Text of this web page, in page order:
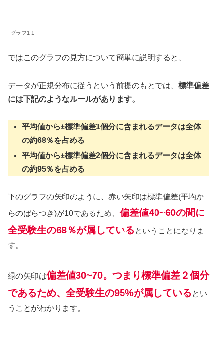
グラフ1-1
ではこのグラフの見方について簡単に説明すると、
データが正規分布に従うという前提のもとでは、 標準偏差
には下記のようなルールがあります。
平均値から±標準偏差1個分に含まれるデータは全体
の約68％を占める
平均値から±標準偏差2個分に含まれるデータは全体
の約95％を占める
下のグラフの矢印のように、赤い矢印は標準偏差(平均か
らのばらつき)が10であるため、偏差値40~60の間に
全受験生の68％が属しているということになりま
す。
緑の矢印は偏差値30~70。つまり標準偏差２個分
であるため、全受験生の95%が属しているとい
うことがわかります。